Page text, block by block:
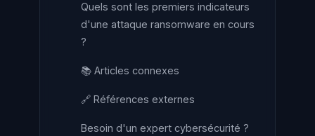
Quels sont les premiers indicateurs
d'une attaque ransomware en cours
?
📚 Articles connexes
🔗 Références externes
Besoin d'un expert cybersécurité ?